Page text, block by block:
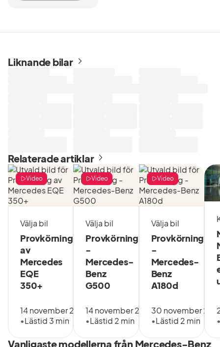
Liknande bilar
Relaterade artiklar
Välja bil
Provkörning
av
Mercedes
EQE
350+
14 november 2022
•Lästid 3 min
Video
Välja bil
Provkörning
-
Mercedes-
Benz
G500
14 november 2018
•Lästid 2 min
Video
Välja bil
Provkörning
-
Mercedes-
Benz
A180d
30 november
•Lästid 2 min
Video
Vanligaste modellerna från Mercedes-Benz